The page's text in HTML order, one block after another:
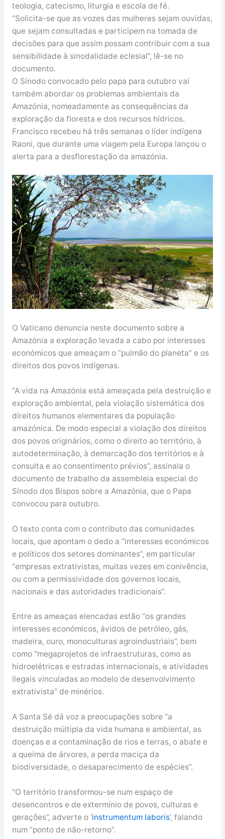
teologia, catecismo, liturgia e escola de fé.
“Solicita-se que as vozes das mulheres sejam ouvidas,
que sejam consultadas e participem na tomada de
decisões para que assim possam contribuir com a sua
sensibilidade à sinodalidade eclesial”, lê-se no
documento.
O Sínodo convocado pelo papa para outubro vai
também abordar os problemas ambientais da
Amazónia, nomeadamente as consequências da
exploração da floresta e dos recursos hídricos.
Francisco recebeu há três semanas o líder indígena
Raoni, que durante uma viagem pela Europa lançou o
alerta para a desflorestação da amazónia.
O Vaticano denuncia neste documento sobre a
Amazónia a exploração levada a cabo por interesses
económicos que ameaçam o “pulmão do planeta” e os
direitos dos povos indígenas.
“A vida na Amazónia está ameaçada pela destruição e
exploração ambiental, pela violação sistemática dos
direitos humanos elementares da população
amazónica. De modo especial a violação dos direitos
dos povos originários, como o direito ao território, à
autodeterminação, à demarcação dos territórios e à
consulta e ao consentimento prévios”, assinala o
documento de trabalho da assembleia especial do
Sínodo dos Bispos sobre a Amazónia, que o Papa
convocou para outubro.
O texto conta com o contributo das comunidades
locais, que apontam o dedo a “interesses económicos
e políticos dos setores dominantes”, em particular
“empresas extrativistas, muitas vezes em conivência,
ou com a permissividade dos governos locais,
nacionais e das autoridades tradicionais”.
Entre as ameaças elencadas estão “os grandes
interesses económicos, ávidos de petróleo, gás,
madeira, ouro, monoculturas agroindustriais”, bem
como “megaprojetos de infraestruturas, como as
hidroelétricas e estradas internacionais, e atividades
ilegais vinculadas ao modelo de desenvolvimento
extrativista” de minérios.
A Santa Sé dá voz a preocupações sobre “a
destruição múltipla da vida humana e ambiental, as
doenças e a contaminação de rios e terras, o abate e
a queima de árvores, a perda maciça da
biodiversidade, o desaparecimento de espécies”.
“O território transformou-se num espaço de
desencontros e de extermínio de povos, culturas e
gerações”, adverte o ‘instrumentum laboris’, falando
num “ponto de não-retorno”.